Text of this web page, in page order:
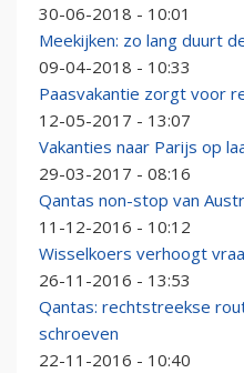
30-06-2018 - 10:01
Meekijken: zo lang duurt
09-04-2018 - 10:33
Paasvakantie zorgt voor
12-05-2017 - 13:07
Vakanties naar Parijs op
29-03-2017 - 08:16
Qantas non-stop van
11-12-2016 - 10:12
Wisselkoers verhoogt
26-11-2016 - 13:53
Qantas: rechtstreekse
schroeven
22-11-2016 - 10:40